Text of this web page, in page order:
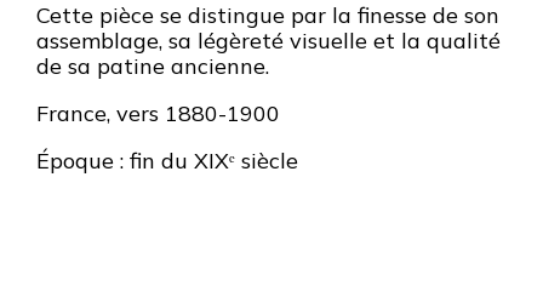
Cette pièce se distingue par la finesse de son
assemblage, sa légèreté visuelle et la qualité
de sa patine ancienne.
France, vers 1880-1900
Époque : fin du XIXᵉ siècle